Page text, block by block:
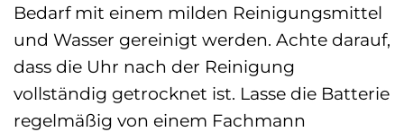
Bedarf mit einem milden Reinigungsmittel
und Wasser gereinigt werden. Achte darauf,
dass die Uhr nach der Reinigung
vollständig getrocknet ist. Lasse die Batterie
regelmäßig von einem Fachmann